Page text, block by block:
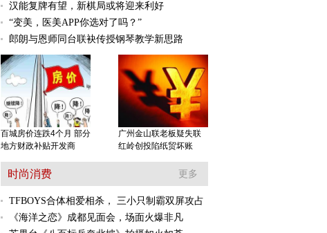
汉能复牌有望，新棋局或将迎来利好
“变美，医美APP你选对了吗？”
郎朗与恩师同台联袂传授钢琴教学新思路
广州金山联老板疑失联
红岭创投陷纸贸坏账
百城房价连跌4个月 部分
地方财政补贴开发商
时尚消费 更多
TFBOYS合体相爱相杀， 三小只制霸双屏攻占
《海洋之恋》成都见面会，场面火爆非凡